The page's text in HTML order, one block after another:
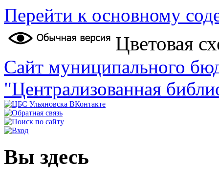
Перейти к основному
Цветовая
Сайт муниципального
"Централизованная
Вы здесь